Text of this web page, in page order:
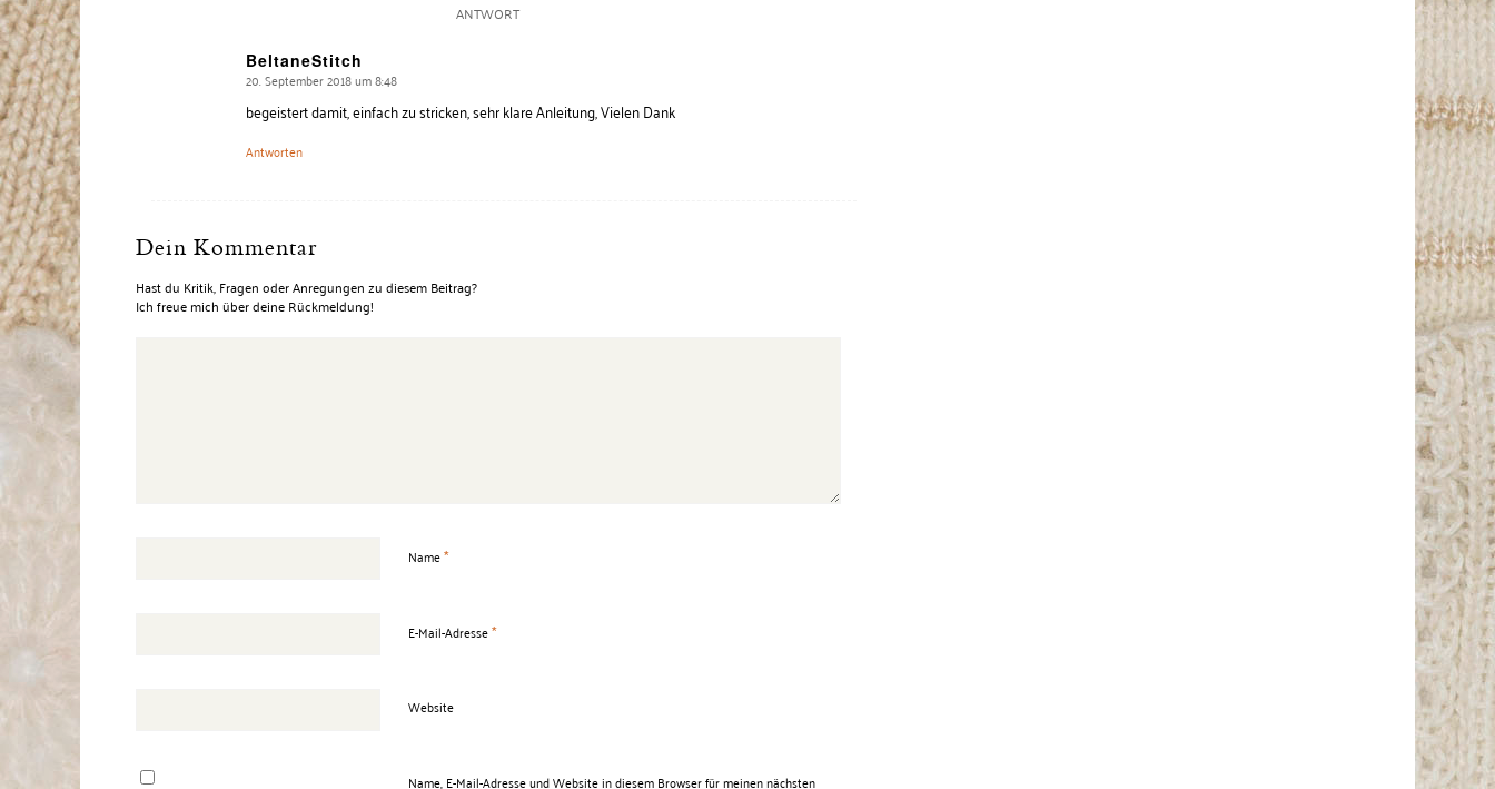
ANTWORT
BeltaneStitch
says:
20. September 2018 um 8:48
begeistert damit, einfach zu stricken, sehr klare Anleitung, Vielen Dank
Antworten
Dein Kommentar
Hast du Kritik, Fragen oder Anregungen zu diesem Beitrag?
Ich freue mich über deine Rückmeldung!
Name*
E-Mail-Adresse*
Website
Name, E-Mail-Adresse und Website in diesem Browser für meinen nächsten